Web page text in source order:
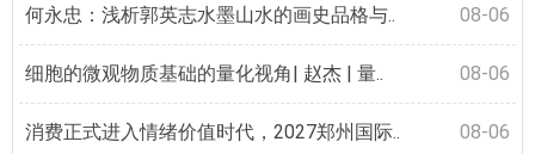
何永忠：浅析郭英志水墨山水的画史品格与.. 08-06
细胞的微观物质基础的量化视角| 赵杰 | 量.. 08-06
消费正式进入情绪价值时代，2027郑州国际.. 08-06